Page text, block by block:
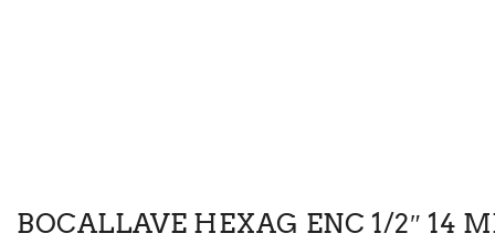
BOCALLAVE HEXAG ENC 1/2″ 14